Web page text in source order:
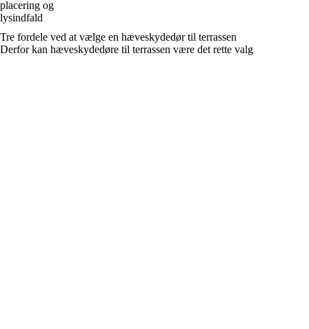
placering og
lysindfald
Tre fordele ved at vælge en hæveskydedør til terrassen
Derfor kan hæveskydedøre til terrassen være det rette valg